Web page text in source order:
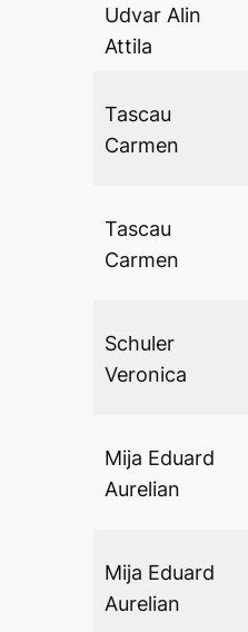
Udvar Alin
Attila
Tascau
Carmen
Tascau
Carmen
Schuler
Veronica
Mija Eduard
Aurelian
Mija Eduard
Aurelian